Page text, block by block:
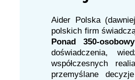
Aider Polska
polskich firm
Ponad 350-
doświadczenia,
współczesnych
przemyślane